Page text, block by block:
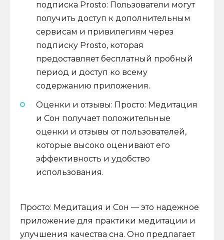
подписка Prosto: Пользователи могут
получить доступ к дополнительным
сервисам и привилегиям через
подписку Prosto, которая
предоставляет бесплатный пробный
период и доступ ко всему
содержанию приложения.
Оценки и отзывы: Просто: Медитация
и Сон получает положительные
оценки и отзывы от пользователей,
которые высоко оценивают его
эффективность и удобство
использования.
Просто: Медитация и Сон — это надежное
приложение для практики медитации и
улучшения качества сна. Оно предлагает